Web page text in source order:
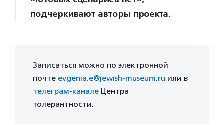
подчеркивают авторы проекта.
Записаться можно по электронной
почте evgenia.e@jewish-museum.ru или в
телеграм-канале Центра
толерантности.